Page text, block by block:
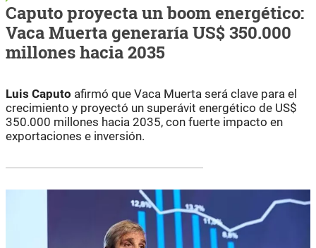
Caputo proyecta un boom energético:
Vaca Muerta generaría US$ 350.000
millones hacia 2035
Luis Caputo afirmó que Vaca Muerta será clave para el
crecimiento y proyectó un superávit energético de US$
350.000 millones hacia 2035, con fuerte impacto en
exportaciones e inversión.